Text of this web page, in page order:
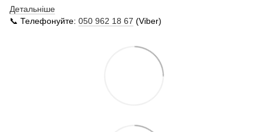
Детальніше
📞 Телефонуйте: 050 962 18 67 (Viber)